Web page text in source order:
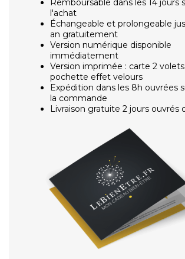
Remboursable dans les 14 jours
l'achat
Échangeable et prolongeable
an gratuitement
Version numérique disponible
immédiatement
Version imprimée : carte 2
pochette effet velours
Expédition dans les 8h ouvrées
la commande
Livraison gratuite 2 jours ouvrés